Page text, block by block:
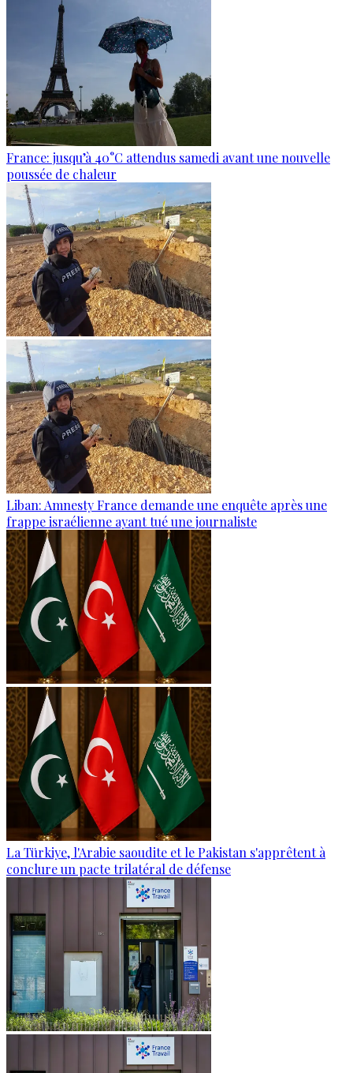
France: jusqu’à 40°C attendus samedi avant une nouvelle
poussée de chaleur
Liban: Amnesty France demande une enquête après une
frappe israélienne ayant tué une journaliste
La Türkiye, l'Arabie saoudite et le Pakistan s'apprêtent à
conclure un pacte trilatéral de défense